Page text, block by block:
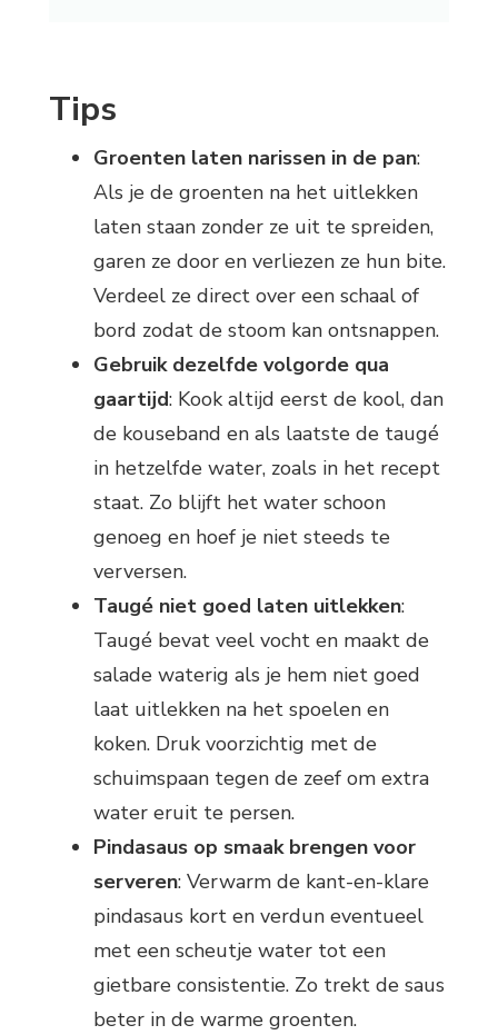
Tips
Groenten laten narissen in de pan:
Als je de groenten na het uitlekken
laten staan zonder ze uit te spreiden,
garen ze door en verliezen ze hun bite.
Verdeel ze direct over een schaal of
bord zodat de stoom kan ontsnappen.
Gebruik dezelfde volgorde qua
gaartijd: Kook altijd eerst de kool, dan
de kouseband en als laatste de taugé
in hetzelfde water, zoals in het recept
staat. Zo blijft het water schoon
genoeg en hoef je niet steeds te
verversen.
Taugé niet goed laten uitlekken:
Taugé bevat veel vocht en maakt de
salade waterig als je hem niet goed
laat uitlekken na het spoelen en
koken. Druk voorzichtig met de
schuimspaan tegen de zeef om extra
water eruit te persen.
Pindasaus op smaak brengen voor
serveren: Verwarm de kant-en-klare
pindasaus kort en verdun eventueel
met een scheutje water tot een
gietbare consistentie. Zo trekt de saus
beter in de warme groenten.